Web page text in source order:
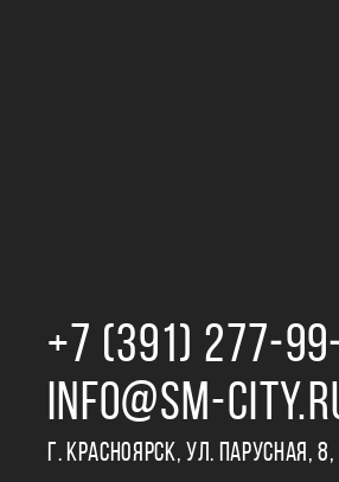
+7 (391)
INFO@SM-
Г. КРАСНОЯРСК, УЛ. ПАРУСНАЯ,